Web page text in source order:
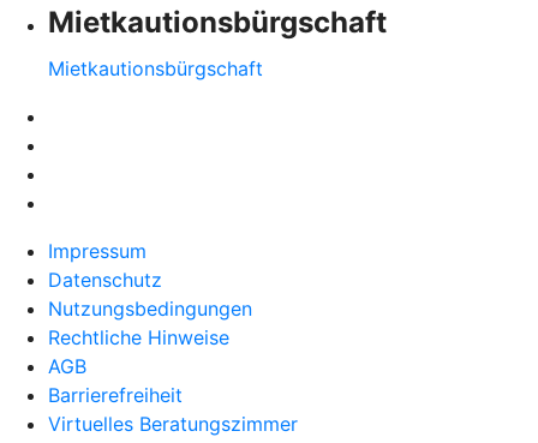
Mietkautionsbürgschaft
Mietkautionsbürgschaft
Impressum
Datenschutz
Nutzungsbedingungen
Rechtliche Hinweise
AGB
Barrierefreiheit
Virtuelles Beratungszimmer